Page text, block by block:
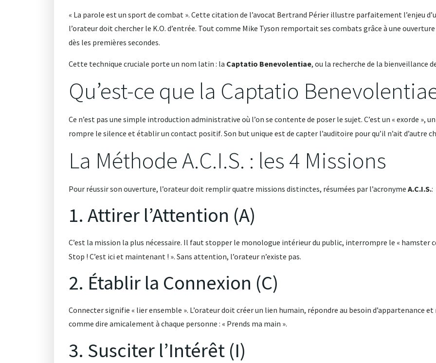
« La parole est un sport de combat ». Cette citation de l’avocat Bertrand Périer illustre parfaitement l’enjeu
l’orateur doit chercher le K.O. d’entrée. Tout comme Mike Tyson remportait ses combats grâce à une
dès les premières secondes.
Cette technique cruciale porte un nom latin : la Captatio Benevolentiae, ou la recherche de la bienveillance
Qu’est-ce que la Captatio
Ce n’est pas une simple introduction administrative où l’on se contente de poser le sujet. C’est un « exorde »,
rompre le silence et établir un contact positif. Son but unique est de capter l’auditoire pour qu’il n’ait d’autre
La Méthode A.C.I.S. : les 4 Missions
Pour réussir son ouverture, l’orateur doit remplir quatre missions distinctes, résumées par l’acronyme A.C.I.S.:
1. Attirer l’Attention (A)
C’est la mission la plus nécessaire. Il faut stopper le monologue intérieur du public, interrompre le « hamster
Stop ! C’est ici et maintenant ! ». Sans attention, l’orateur n’existe pas.
2. Établir la Connexion (C)
Connecter signifie « lier ensemble ». L’orateur doit créer un lien humain, répondre au besoin d’appartenance
comme dire amicalement à chaque personne : « Prends ma main ».
3. Susciter l’Intérêt (I)